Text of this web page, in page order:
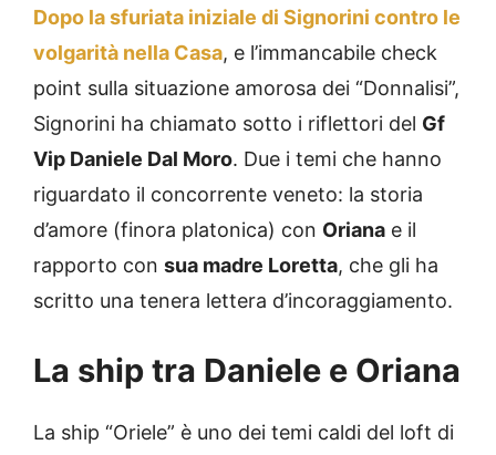
Dopo la sfuriata iniziale di Signorini contro le
volgarità nella Casa, e l’immancabile check
point sulla situazione amorosa dei “Donnalisi”,
Signorini ha chiamato sotto i riflettori del Gf
Vip Daniele Dal Moro. Due i temi che hanno
riguardato il concorrente veneto: la storia
d’amore (finora platonica) con Oriana e il
rapporto con sua madre Loretta, che gli ha
scritto una tenera lettera d’incoraggiamento.
La ship tra Daniele e Oriana
La ship “Oriele” è uno dei temi caldi del loft di